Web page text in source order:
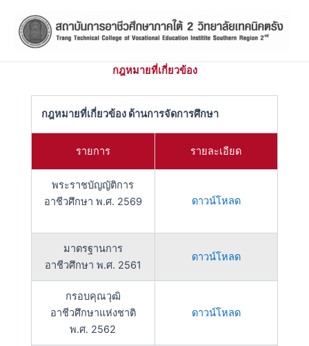
content
กฎหมายที่เกี่ยวข้อง
กฎหมายที่เกี่ยวข้อง ด้านการจัดการศึกษา
รายการ รายละเอียด
พระราชบัญญัติการ
อาชีวศึกษา พ.ศ. 2569
ดาวน์โหลด
มาตรฐานการ
อาชีวศึกษา พ.ศ. 2561
ดาวน์โหลด
กรอบคุณวุฒิ
อาชีวศึกษาแห่งชาติ
พ.ศ. 2562
ดาวน์โหลด